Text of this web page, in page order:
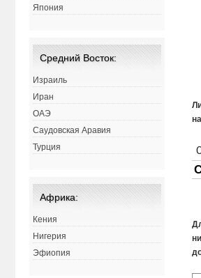
Япония
Средний Восток:
Израиль
Иран
ОАЭ
Саудовская Аравия
Турция
Африка:
Кения
Нигерия
Эфиопия